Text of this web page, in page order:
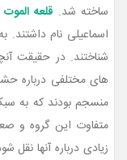
ساخته شد. قلعه الموت
اسماعیلی نام
شناختند. در حقیقت
های مختلفی درباره
منسجم بودند که به
متفاوت این گروه و